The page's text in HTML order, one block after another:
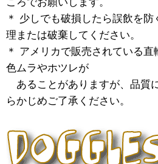
＊ 少しでも破損したら誤飲を
理または破棄してください。
＊ アメリカで販売されている
色ムラやホツレが
あることがありますが、品質
らかじめご了承ください。